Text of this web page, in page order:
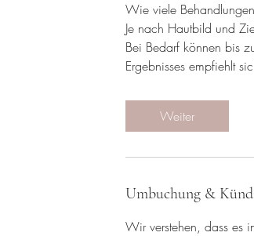
Wie viele
Je nach Hautbild und
Bei Bedarf können bis
Ergebnisses empfiehlt
Weiter
Umbuchung &
Wir verstehen, dass es